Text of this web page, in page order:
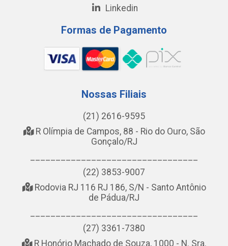
Linkedin
Formas de Pagamento
Nossas Filiais
(21) 2616-9595
R Olímpia de Campos, 88 - Rio do Ouro, São
Gonçalo/RJ
(22) 3853-9007
Rodovia RJ 116 RJ 186, S/N - Santo Antônio
de Pádua/RJ
(27) 3361-7380
R Honório Machado de Souza, 1000 - N. Sra.